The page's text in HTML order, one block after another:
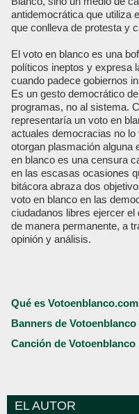
antidemocrática que utiliza
que conlleva de protesta y
El voto en blanco es una
políticos ineptos y expresa
cuando padece gobiernos
Es un gesto democrático
programas, no al sistema.
representaría un voto en
actuales democracias no lo
otorgan plasmación alguna
en blanco es una censura
en las escasas ocasiones
bitácora abraza dos
voto en blanco en las
ciudadanos libres ejercer
de manera permanente, a
opinión y análisis.
Qué es Votoenblanco.com
Banners de Votoenblanco
Canción de Votoenblanco
EL AUTOR